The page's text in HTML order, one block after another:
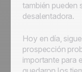
también pueden
desalentadora.
Hoy en día,
prospección
importante para